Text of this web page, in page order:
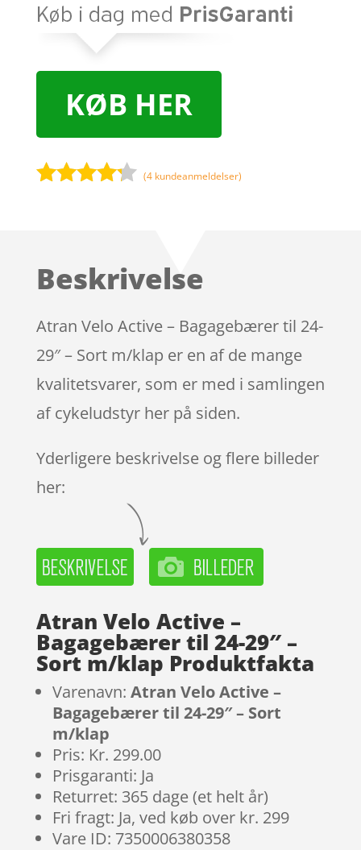
KØB HER
på
mmelser
(4 kundeanmeldelser)
Beskrivelse
Atran Velo Active – Bagagebærer til 24-
29″ – Sort m/klap er en af de mange
kvalitetsvarer, som er med i samlingen
af cykeludstyr her på siden.
Yderligere beskrivelse og flere billeder
her:
Atran Velo Active –
Bagagebærer til 24-29″ –
Sort m/klap Produktfakta
Varenavn: Atran Velo Active –
Bagagebærer til 24-29″ – Sort
m/klap
Pris: Kr. 299.00
Prisgaranti: Ja
Returret: 365 dage (et helt år)
Fri fragt: Ja, ved køb over kr. 299
Vare ID: 7350006380358